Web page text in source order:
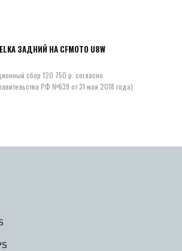
ЗАДНИЙ НА CFMOTO U8W